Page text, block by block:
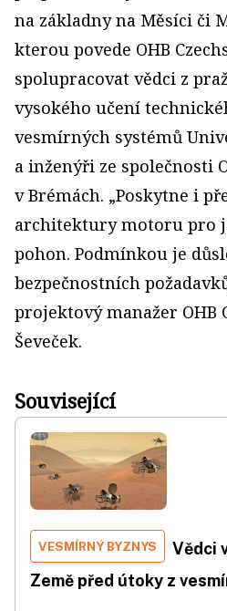
na základny na Měsíci či
kterou povede OHB
spolupracovat vědci z
vysokého učení
vesmírných systémů
a inženýři ze společnosti
v Brémách. „Poskytne i
architektury motoru pro
pohon. Podmínkou je
bezpečnostních
projektový manažer OHB
Ševeček.
Související
VESMÍRNÝ BYZNYS
Vědci
Země před útoky z